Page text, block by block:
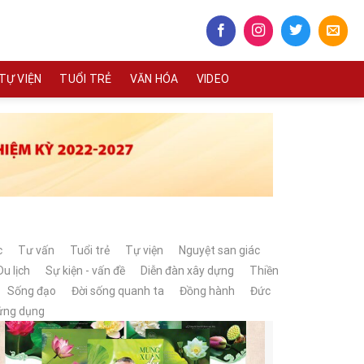
TỰ VIỆN TUỔI TRẺ VĂN HÓA VIDEO
Tư vấn Tuổi trẻ Tự viện
Nguyệt san giác
lịch Sự kiện - vấn đề Diễn đàn xây dựng
Thiền
Sống đạo Đời sống quanh ta Đồng hành
Đức
dụng